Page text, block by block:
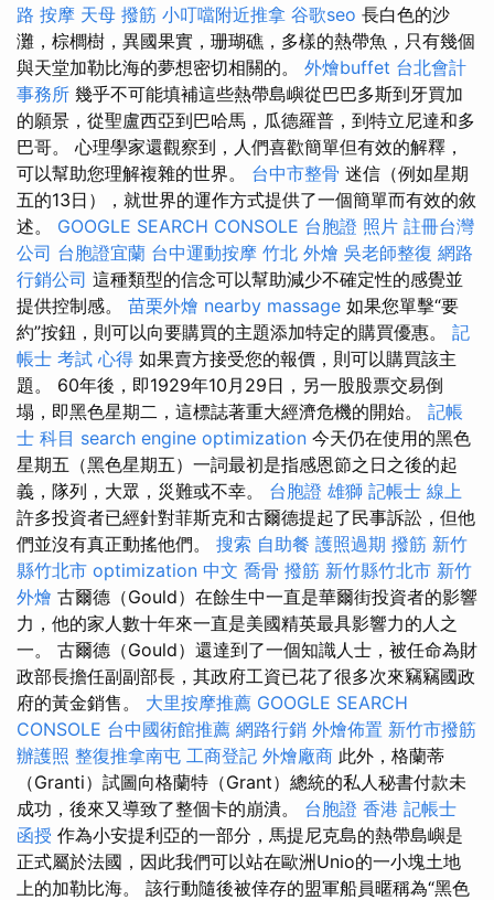
路 按摩 天母 撥筋 小叮噹附近推拿 谷歌seo 長白色的沙
灘，棕櫚樹，異國果實，珊瑚礁，多樣的熱帶魚，只有幾個
與天堂加勒比海的夢想密切相關的。 外燴buffet 台北會計
事務所 幾乎不可能填補這些熱帶島嶼從巴巴多斯到牙買加
的願景，從聖盧西亞到巴哈馬，瓜德羅普，到特立尼達和多
巴哥。 心理學家還觀察到，人們喜歡簡單但有效的解釋，
可以幫助您理解複雜的世界。 台中市整骨 迷信（例如星期
五的13日），就世界的運作方式提供了一個簡單而有效的敘
述。 GOOGLE SEARCH CONSOLE 台胞證 照片 註冊台灣
公司 台胞證宜蘭 台中運動按摩 竹北 外燴 吳老師整復 網路
行銷公司 這種類型的信念可以幫助減少不確定性的感覺並
提供控制感。 苗栗外燴 nearby massage 如果您單擊“要
約”按鈕，則可以向要購買的主題添加特定的購買優惠。 記
帳士 考試 心得 如果賣方接受您的報價，則可以購買該主
題。 60年後，即1929年10月29日，另一股股票交易倒
塌，即黑色星期二，這標誌著重大經濟危機的開始。 記帳
士 科目 search engine optimization 今天仍在使用的黑色
星期五（黑色星期五）一詞最初是指感恩節之日之後的起
義，隊列，大眾，災難或不幸。 台胞證 雄獅 記帳士 線上
許多投資者已經針對菲斯克和古爾德提起了民事訴訟，但他
們並沒有真正動搖他們。 搜索 自助餐 護照過期 撥筋 新竹
縣竹北市 optimization 中文 喬骨 撥筋 新竹縣竹北市 新竹
外燴 古爾德（Gould）在餘生中一直是華爾街投資者的影響
力，他的家人數十年來一直是美國精英最具影響力的人之
一。 古爾德（Gould）還達到了一個知識人士，被任命為財
政部長擔任副副部長，其政府工資已花了很多次來竊竊國政
府的黃金銷售。 大里按摩推薦 GOOGLE SEARCH
CONSOLE 台中國術館推薦 網路行銷 外燴佈置 新竹市撥筋
辦護照 整復推拿南屯 工商登記 外燴廠商 此外，格蘭蒂
（Granti）試圖向格蘭特（Grant）總統的私人秘書付款未
成功，後來又導致了整個卡的崩潰。 台胞證 香港 記帳士
函授 作為小安提利亞的一部分，馬提尼克島的熱帶島嶼是
正式屬於法國，因此我們可以站在歐洲Unio的一小塊土地
上的加勒比海。 該行動隨後被倖存的盟軍船員暱稱為“黑色